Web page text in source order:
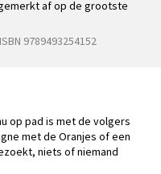
af op de grootste
ISBN 9789493254152
op pad is met de volgers
met de Oranjes of een
niets of niemand